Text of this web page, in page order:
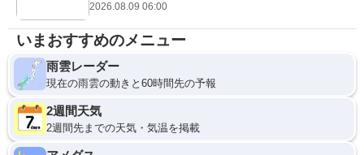
2026.08.09 06:00
いまおすすめのメニュー
雨雲レーダー
現在の雨雲の動きと60時間先の予報
2週間天気
2週間先までの天気・気温を掲載